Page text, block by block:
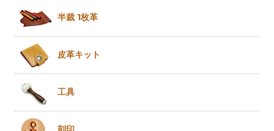
半裁 1枚革
皮革キット
工具